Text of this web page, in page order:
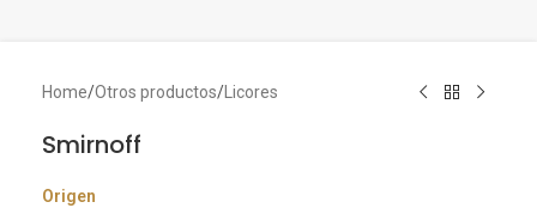
Home/Otros productos/ Licores
Smirnoff
Origen